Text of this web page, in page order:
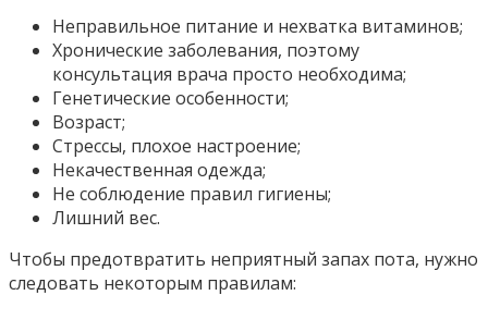
Неправильное питание и нехватка витаминов;
Хронические заболевания, поэтому
консультация врача просто необходима;
Генетические особенности;
Возраст;
Стрессы, плохое настроение;
Некачественная одежда;
Не соблюдение правил гигиены;
Лишний вес.
Чтобы предотвратить неприятный запах пота, нужно
следовать некоторым правилам: